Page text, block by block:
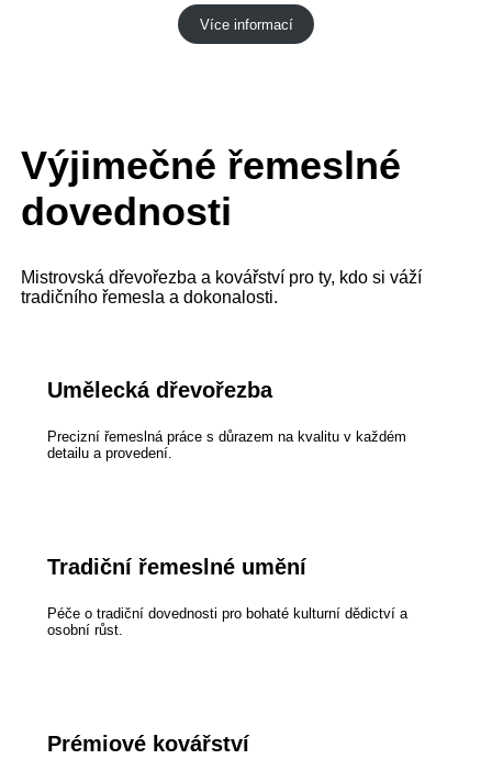
Více informací
Výjimečné řemeslné
dovednosti
Mistrovská dřevořezba a kovářství pro ty, kdo si váží
tradičního řemesla a dokonalosti.
Umělecká dřevořezba
Precizní řemeslná práce s důrazem na kvalitu v každém
detailu a provedení.
Tradiční řemeslné umění
Péče o tradiční dovednosti pro bohaté kulturní dědictví a
osobní růst.
Prémiové kovářství